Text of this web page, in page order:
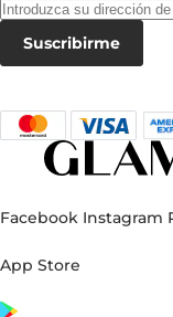
Suscribirme
Facebook Instagram
App Store